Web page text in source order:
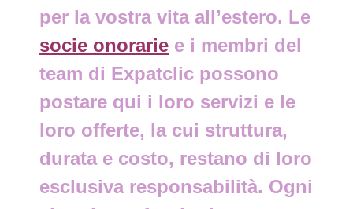
per la vostra vita all’estero. Le
socie onorarie e i membri del
team di Expatclic possono
postare qui i loro servizi e le
loro offerte, la cui struttura,
durata e costo, restano di loro
esclusiva responsabilità. Ogni